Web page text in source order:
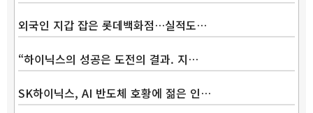
외국인 지갑 잡은 롯데백화점…실적도…
“하이닉스의 성공은 도전의 결과. 지…
SK하이닉스, AI 반도체 호황에 젊은 인…